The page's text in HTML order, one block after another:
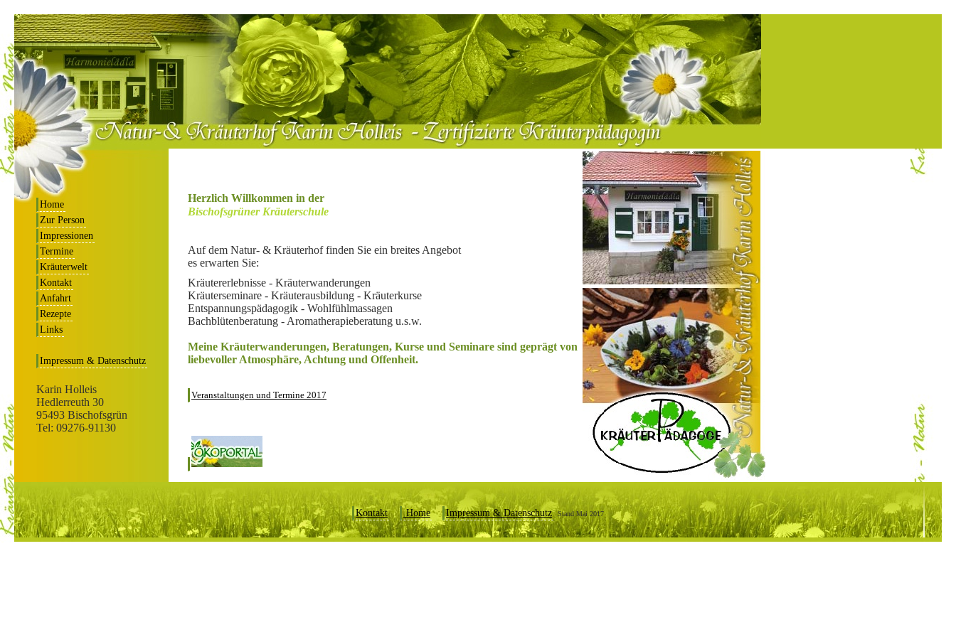
Home
Zur Person
Impressionen
Termine
Kräuterwelt
Kontakt
Anfahrt
Rezepte
Links
Impressum & Datenschutz
Karin Holleis
Hedlerreuth 30
95493 Bischofsgrün
Tel: 09276-91130
Herzlich Willkommen in der
Bischofsgrüner Kräuterschule
Auf dem Natur- & Kräuterhof finden Sie ein breites Angebot
es erwarten Sie:
Kräutererlebnisse - Kräuterwanderungen
Kräuterseminare - Kräuterausbildung - Kräuterkurse
Entspannungspädagogik - Wohlfühlmassagen
Bachblütenberatung - Aromatherapieberatung u.s.w.
Meine Kräuterwanderungen, Beratungen, Kurse und Seminare sind geprägt von
liebevoller Atmosphäre, Achtung und Offenheit.
Veranstaltungen und Termine 2017
Kontakt Home Impressum & Datenschutz Stand Mai 2017